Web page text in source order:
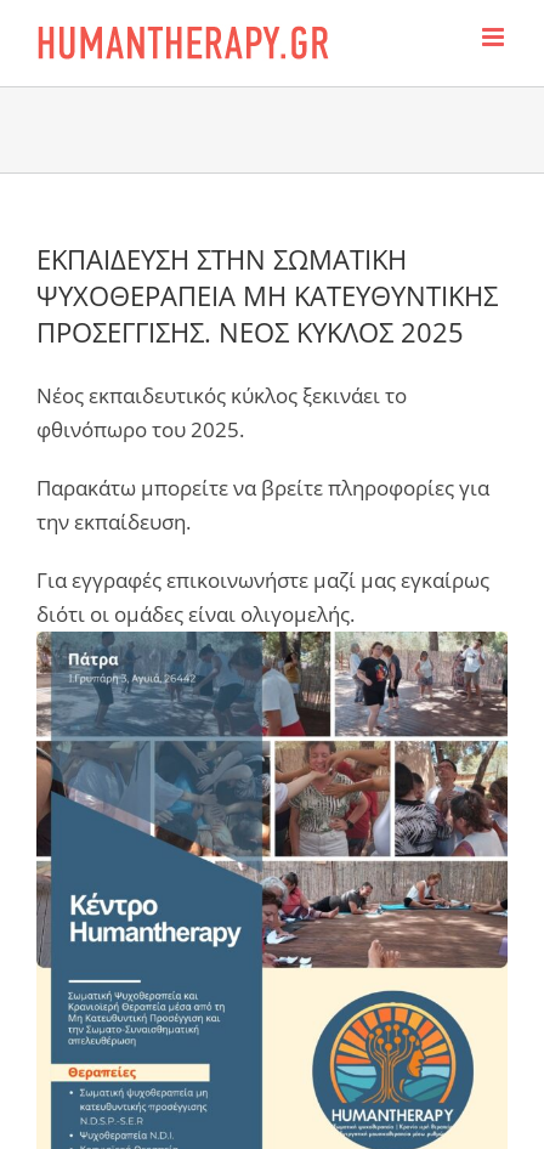
content
ΕΚΠΑΙΔΕΥΣΗ ΣΤΗΝ ΣΩΜΑΤΙΚΗ
ΨΥΧΟΘΕΡΑΠΕΙΑ ΜΗ ΚΑΤΕΥΘΥΝΤΙΚΗΣ
ΠΡΟΣΕΓΓΙΣΗΣ. ΝΕΟΣ ΚΥΚΛΟΣ 2025
Νέος εκπαιδευτικός κύκλος ξεκινάει το
φθινόπωρο του 2025.
Παρακάτω μπορείτε να βρείτε πληροφορίες για
την εκπαίδευση.
Για εγγραφές επικοινωνήστε μαζί μας εγκαίρως
διότι οι ομάδες είναι ολιγομελής.